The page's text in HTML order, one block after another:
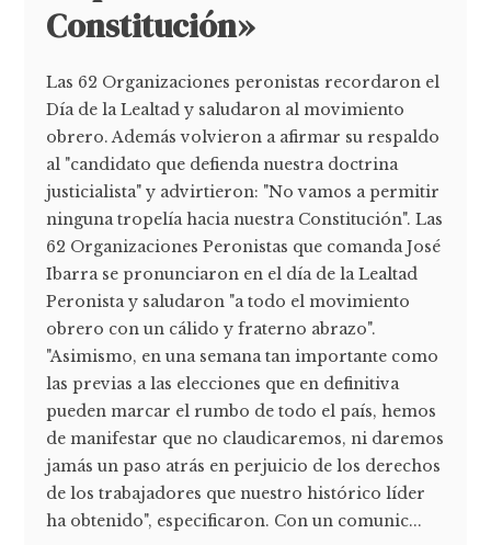
Constitución»
Las 62 Organizaciones peronistas recordaron el
Día de la Lealtad y saludaron al movimiento
obrero. Además volvieron a afirmar su respaldo
al "candidato que defienda nuestra doctrina
justicialista" y advirtieron: "No vamos a permitir
ninguna tropelía hacia nuestra Constitución". Las
62 Organizaciones Peronistas que comanda José
Ibarra se pronunciaron en el día de la Lealtad
Peronista y saludaron "a todo el movimiento
obrero con un cálido y fraterno abrazo".
"Asimismo, en una semana tan importante como
las previas a las elecciones que en definitiva
pueden marcar el rumbo de todo el país, hemos
de manifestar que no claudicaremos, ni daremos
jamás un paso atrás en perjuicio de los derechos
de los trabajadores que nuestro histórico líder
ha obtenido", especificaron. Con un comunic...